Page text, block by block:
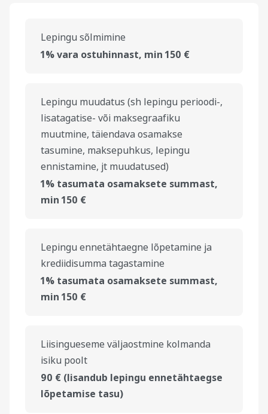
Lepingu sõlmimine
1% vara ostuhinnast, min 150 €
Lepingu muudatus (sh lepingu perioodi-,
lisatagatise- või maksegraafiku
muutmine, täiendava osamakse
tasumine, maksepuhkus, lepingu
ennistamine, jt muudatused)
1% tasumata osamaksete summast,
min 150 €
Lepingu ennetähtaegne lõpetamine ja
krediidisumma tagastamine
1% tasumata osamaksete summast,
min 150 €
Liisingueseme väljaostmine kolmanda
isiku poolt
90 € (lisandub lepingu ennetähtaegse
lõpetamise tasu)